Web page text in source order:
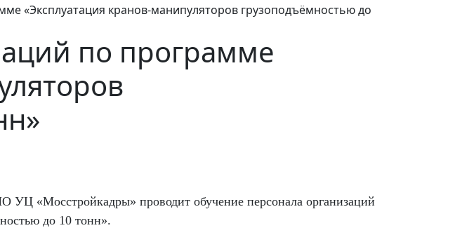
«Эксплуатация кранов-манипуляторов грузоподъёмностью до
по программе
«Мосстройкадры» проводит обучение персонала организаций
до 10 тонн».